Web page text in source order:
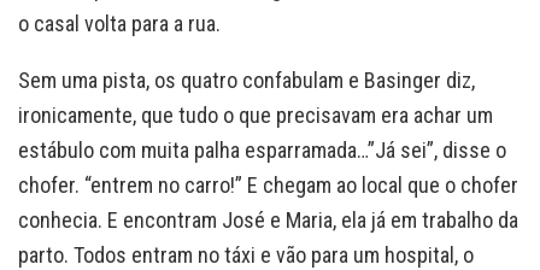
o casal volta para a rua.
Sem uma pista, os quatro confabulam e Basinger diz,
ironicamente, que tudo o que precisavam era achar um
estábulo com muita palha esparramada…”Já sei”, disse o
chofer. “entrem no carro!” E chegam ao local que o chofer
conhecia. E encontram José e Maria, ela já em trabalho da
parto. Todos entram no táxi e vão para um hospital, o